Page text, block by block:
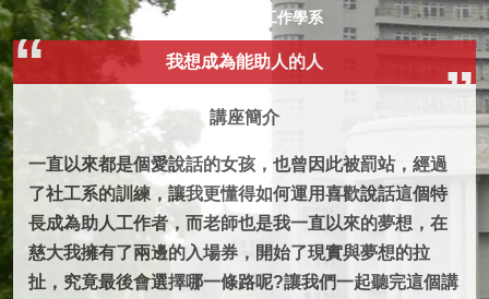
慈濟大學 社會工作學系
我想成為能助人的人
講座簡介
一直以來都是個愛說話的女孩，也曾因此被罰站，經過
了社工系的訓練，讓我更懂得如何運用喜歡說話這個特
長成為助人工作者，而老師也是我一直以來的夢想，在
慈大我擁有了兩邊的入場券，開始了現實與夢想的拉
扯，究竟最後會選擇哪一條路呢?讓我們一起聽完這個講